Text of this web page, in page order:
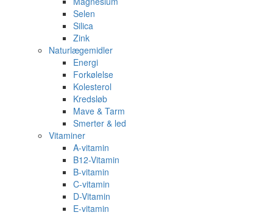
Selen
Silica
Zink
Naturlægemidler
Energi
Forkølelse
Kolesterol
Kredsløb
Mave & Tarm
Smerter & led
Vitaminer
A-vitamin
B12-Vitamin
B-vitamin
C-vitamin
D-Vitamin
E-vitamin